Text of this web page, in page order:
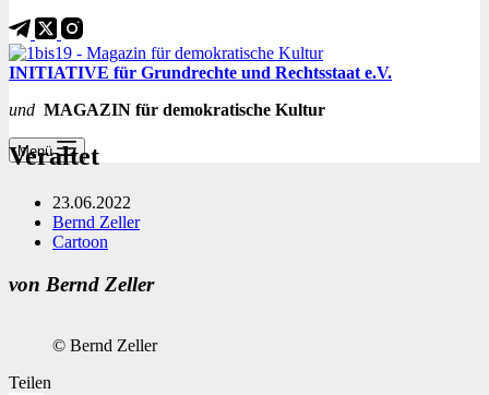
INITIATIVE für Grundrechte und Rechtsstaat e.V.
und MAGAZIN für demokratische Kultur
Menü
Veraltet
23.06.2022
Bernd Zeller
Cartoon
von Bernd Zeller
© Bernd Zeller
Teilen